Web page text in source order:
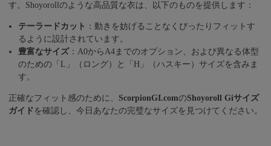
す。Shoyorollのような高品質な衣は、以下のものを提供します：
テーラードカット ：動きを妨げることなくぴったりフィットす
るように設計されています。
豊富なサイズ：A0からA4までのオプション、および異なる体型
のための「L」（ロング）と「H」（ハスキー）サイズを含みま
す。
正確なフィット感のために、 ScorpionGI.comのShoyoroll Giサイズ
ガイド を確認し、今日あなたの完璧なサイズを見つけてください。